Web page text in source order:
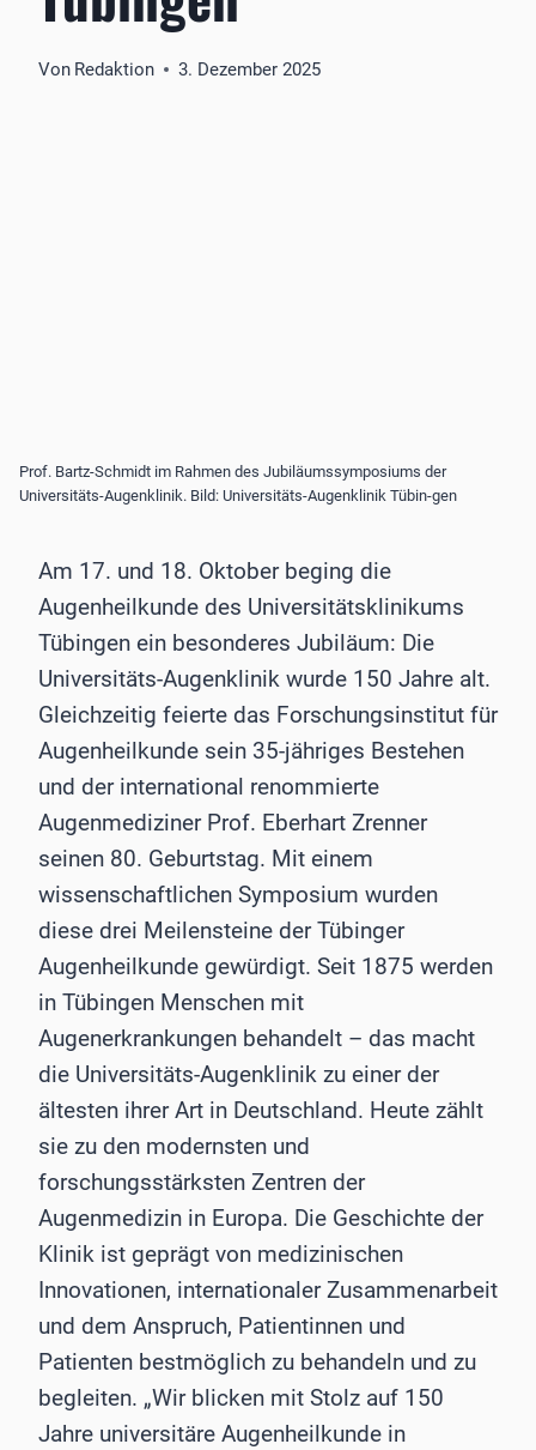
Von Redaktion 3. Dezember 2025
Prof. Bartz-Schmidt im Rahmen des Jubiläumssymposiums der
Universitäts-Augenklinik. Bild: Universitäts-Augenklinik Tübin-gen
Am 17. und 18. Oktober beging die
Augenheilkunde des Universitätsklinikums
Tübingen ein besonderes Jubiläum: Die
Universitäts-Augenklinik wurde 150 Jahre alt.
Gleichzeitig feierte das Forschungsinstitut für
Augenheilkunde sein 35-jähriges Bestehen
und der international renommierte
Augenmediziner Prof. Eberhart Zrenner
seinen 80. Geburtstag. Mit einem
wissenschaftlichen Symposium wurden
diese drei Meilensteine der Tübinger
Augenheilkunde gewürdigt. Seit 1875 werden
in Tübingen Menschen mit
Augenerkrankungen behandelt – das macht
die Universitäts-Augenklinik zu einer der
ältesten ihrer Art in Deutschland. Heute zählt
sie zu den modernsten und
forschungsstärksten Zentren der
Augenmedizin in Europa. Die Geschichte der
Klinik ist geprägt von medizinischen
Innovationen, internationaler Zusammenarbeit
und dem Anspruch, Patientinnen und
Patienten bestmöglich zu behandeln und zu
begleiten. „Wir blicken mit Stolz auf 150
Jahre universitäre Augenheilkunde in